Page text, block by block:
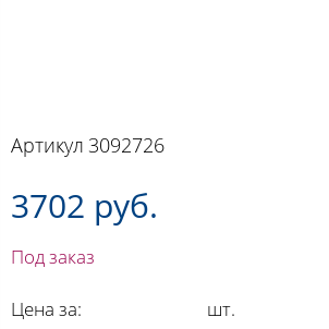
Артикул 3092726
3702 руб.
Под заказ
Цена за: шт.